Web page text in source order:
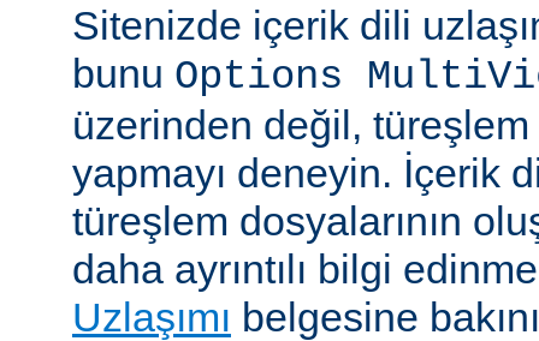
Sitenizde içerik dili
bunu Options
üzerinden değil,
yapmayı deneyin. İçerik
türeşlem dosyalarının
daha ayrıntılı bilgi
Uzlaşımı belgesine